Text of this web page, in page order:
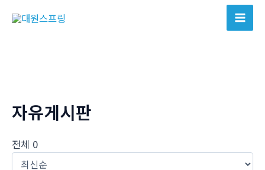
Main
자유게시판
전체 0